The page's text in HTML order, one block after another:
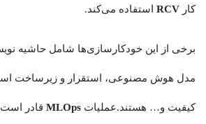
کار استفاده می‌کند.
برخی از این خودکارسازی‌ها شامل حاشیه
مدل هوش مصنوعی، استقرار و زیرساخت
کیفیت و… هستند.عملیات MLOps قادر